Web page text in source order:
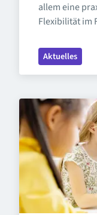
allem eine
Flexibilität im
Aktuelles